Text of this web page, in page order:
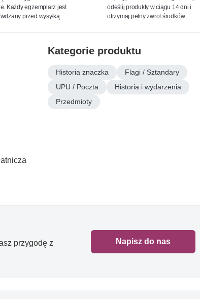
Każdy egzemplarz jest
przed wysyłką.
odeślij produkty w ciągu 14 dni i
otrzymaj pełny zwrot środków.
Kategorie produktu
Historia znaczka
Flagi / Sztandary
UPU / Poczta
Historia i wydarzenia
Przedmioty
przygodę z
Napisz do nas